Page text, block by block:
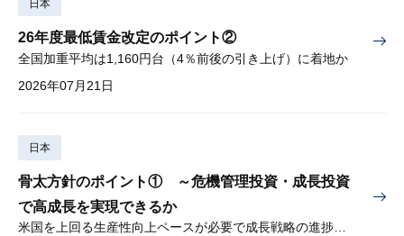
日本
26年度最低賃金改定のポイント②
全国加重平均は1,160円台（4％前後の引き上げ）に着地か
2026年07月21日
日本
骨太方針のポイント① ～危機管理投資・成長投資
で高成長を実現できるか
米国を上回る生産性向上ペースが必要で成長戦略の進捗管理も課題